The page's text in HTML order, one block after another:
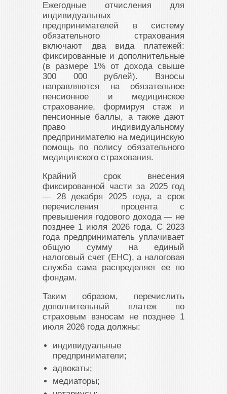
Ежегодные отчисления для
индивидуальных
предпринимателей в систему
обязательного страхования
включают два вида платежей:
фиксированные и дополнительные
(в размере 1% от дохода свыше
300 000 рублей). Взносы
направляются на обязательное
пенсионное и медицинское
страхование, формируя стаж и
пенсионные баллы, а также дают
право индивидуальному
предпринимателю на медицинскую
помощь по полису обязательного
медицинского страхования.
Крайний срок внесения
фиксированной части за 2025 год
— 28 декабря 2025 года, а срок
перечисления процента с
превышения годового дохода — не
позднее 1 июля 2026 года. С 2023
года предприниматель уплачивает
общую сумму на единый
налоговый счет (ЕНС), а налоговая
служба сама распределяет ее по
фондам.
Таким образом, перечислить
дополнительный платеж по
страховым взносам не позднее 1
июля 2026 года должны:
индивидуальные
предприниматели;
адвокаты;
медиаторы;